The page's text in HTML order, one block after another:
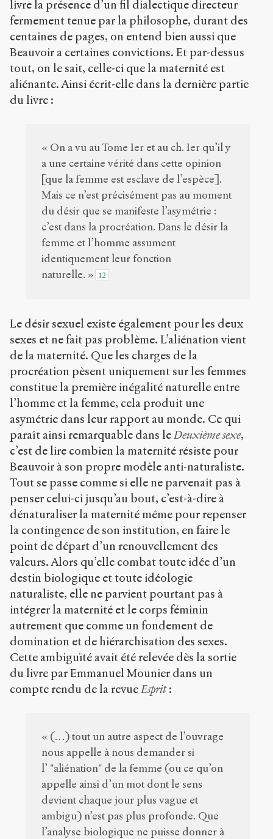
livre la présence d’un fil dialectique directeur
fermement tenue par la philosophe, durant des
centaines de pages, on entend bien aussi que
Beauvoir a certaines convictions. Et par-dessus
tout, on le sait, celle-ci que la maternité est
aliénante. Ainsi écrit-elle dans la dernière partie
du livre :
« On a vu au Tome Ier et au ch. Ier qu’il y
a une certaine vérité dans cette opinion
[que la femme est esclave de l’espèce].
Mais ce n’est précisément pas au moment
du désir que se manifeste l’asymétrie :
c’est dans la procréation. Dans le désir la
femme et l’homme assument
identiquement leur fonction
naturelle. » 12
Le désir sexuel existe également pour les deux
sexes et ne fait pas problème. L’aliénation vient
de la maternité. Que les charges de la
procréation pèsent uniquement sur les femmes
constitue la première inégalité naturelle entre
l’homme et la femme, cela produit une
asymétrie dans leur rapport au monde. Ce qui
paraît ainsi remarquable dans le Deuxième sexe,
c’est de lire combien la maternité résiste pour
Beauvoir à son propre modèle anti-naturaliste.
Tout se passe comme si elle ne parvenait pas à
penser celui-ci jusqu’au bout, c’est-à-dire à
dénaturaliser la maternité même pour repenser
la contingence de son institution, en faire le
point de départ d’un renouvellement des
valeurs. Alors qu’elle combat toute idée d’un
destin biologique et toute idéologie
naturaliste, elle ne parvient pourtant pas à
intégrer la maternité et le corps féminin
autrement que comme un fondement de
domination et de hiérarchisation des sexes.
Cette ambiguïté avait été relevée dès la sortie
du livre par Emmanuel Mounier dans un
compte rendu de la revue Esprit:
« (…) tout un autre aspect de l’ouvrage
nous appelle à nous demander si
l’ "aliénation" de la femme (ou ce qu’on
appelle ainsi d’un mot dont le sens
devient chaque jour plus vague et
ambigu) n’est pas plus profonde. Que
l’analyse biologique ne puisse donner à